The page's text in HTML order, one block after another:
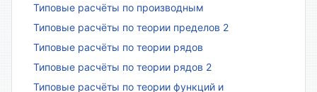
Типовые расчёты по производным
Типовые расчёты по теории пределов 2
Типовые расчёты по теории рядов
Типовые расчёты по теории рядов 2
Типовые расчёты по теории функций и